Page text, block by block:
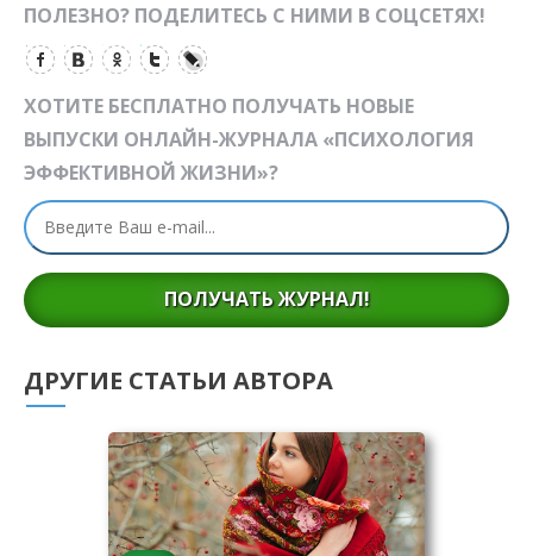
ПОЛЕЗНО? ПОДЕЛИТЕСЬ С НИМИ В СОЦСЕТЯХ!
ХОТИТЕ БЕСПЛАТНО ПОЛУЧАТЬ НОВЫЕ
ВЫПУСКИ ОНЛАЙН-ЖУРНАЛА «ПСИХОЛОГИЯ
ЭФФЕКТИВНОЙ ЖИЗНИ»?
ПОЛУЧАТЬ ЖУРНАЛ!
ДРУГИЕ СТАТЬИ АВТОРА